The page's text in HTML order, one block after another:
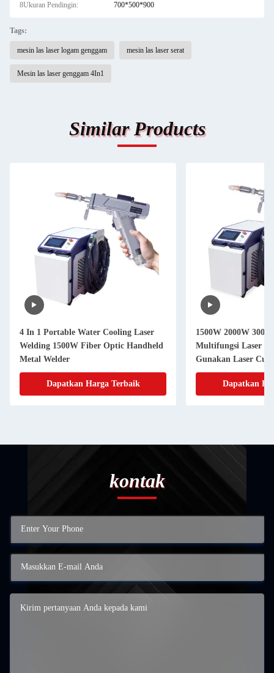
8Ukuran Pendingin: 700*500*900
Tags:
mesin las laser logam genggam mesin las laser serat
Mesin las laser genggam 4In1
Similar Products
4 In 1 Portable Water Cooling Laser
Welding 1500W Fiber Optic Handheld
Metal Welder
Dapatkan Harga Terbaik
1500W 2000W
Multifungsi Laser
Gunakan Laser
Dapatkan
kontak